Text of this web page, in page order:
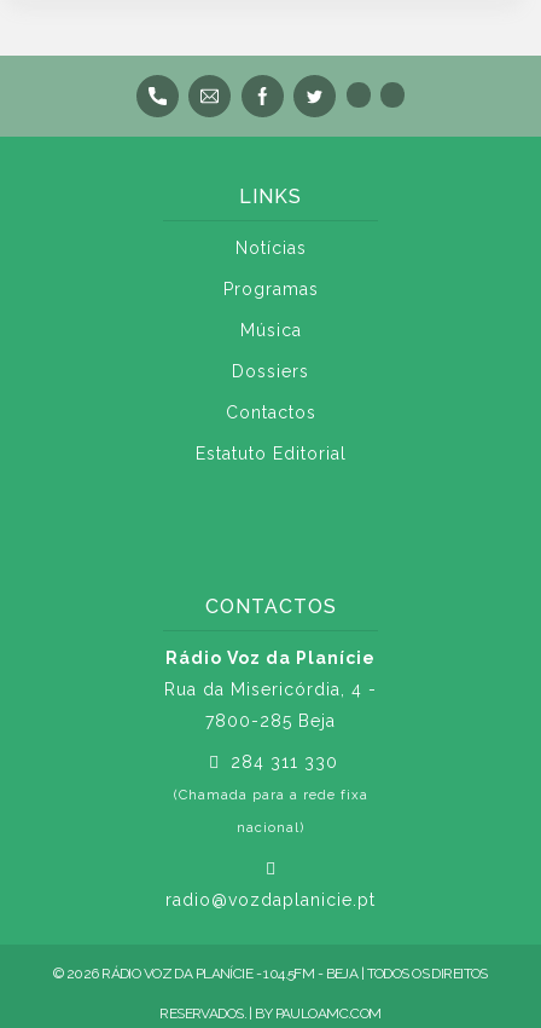
LINKS
Notícias
Programas
Música
Dossiers
Contactos
Estatuto Editorial
CONTACTOS
Rádio Voz da Planície
Rua da Misericórdia, 4 -
7800-285 Beja
284 311 330
(Chamada para a rede fixa
nacional)
radio@vozdaplanicie.pt
© 2026 RÁDIO VOZ DA PLANÍCIE - 104.5FM - BEJA | TODOS OS DIREITOS
RESERVADOS. | BY PAULOAMC.COM